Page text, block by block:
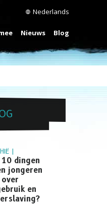
Nederlands
Nieuws Blog
|
10 dingen
jongeren
en